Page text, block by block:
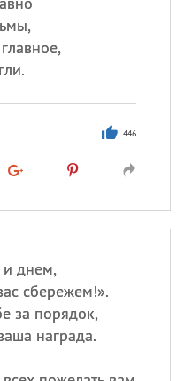
446
днем,
сбережем!».
за порядок,
награда.